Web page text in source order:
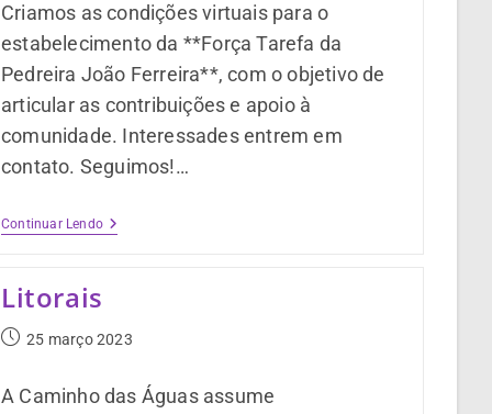
Criamos as condições virtuais para o
estabelecimento da **Força Tarefa da
Pedreira João Ferreira**, com o objetivo de
articular as contribuições e apoio à
comunidade. Interessades entrem em
contato. Seguimos!…
Continuar Lendo
Litorais
25 março 2023
A Caminho das Águas assume